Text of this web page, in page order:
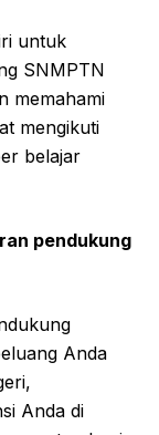
untuk
SNMPTN
memahami
mengikuti
belajar
pendukung
Anda
Anda di